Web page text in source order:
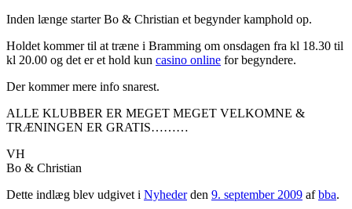
Inden længe starter Bo & Christian et begynder kamphold op.
Holdet kommer til at træne i Bramming om onsdagen fra kl 18.30 til
kl 20.00 og det er et hold kun casino online for begyndere.
Der kommer mere info snarest.
ALLE KLUBBER ER MEGET MEGET VELKOMNE &
TRÆNINGEN ER GRATIS………
VH
Bo & Christian
Dette indlæg blev udgivet i Nyhederden 9. september 2009 afbba.